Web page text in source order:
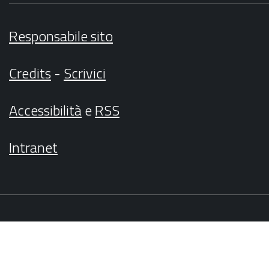
Responsabile sito
Credits- Scrivici
AccessibilitàeRSS
Intranet